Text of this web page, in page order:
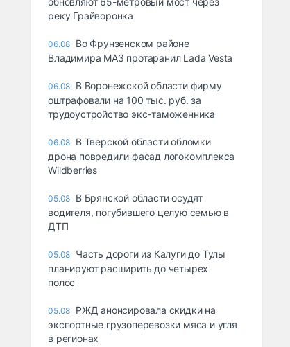
реку Грайворонка
06.08 Во Фрунзенском районе
Владимира МАЗ протаранил Lada Vesta
06.08 В Воронежской области фирму
оштрафовали на 100 тыс. руб. за
трудоустройство экс-таможенника
06.08 В Тверской области обломки
дрона повредили фасад логокомплекса
Wildberries
05.08 В Брянской области осудят
водителя, погубившего целую семью в
ДТП
05.08 Часть дороги из Калуги до Тулы
планируют расширить до четырех
полос
05.08 РЖД анонсировала скидки на
экспортные грузоперевозки мяса и угля
в регионах